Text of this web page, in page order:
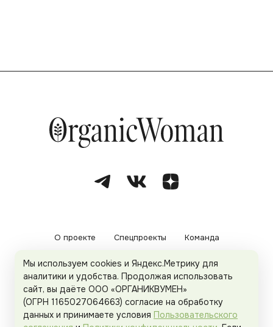
О проекте Спецпроекты Команда
Рекламодателям Политика конфиденциальности
Пользовательское соглашение
Мы используем cookies и Яндекс.Метрику для
аналитики и удобства. Продолжая использовать
сайт, вы даёте ООО «ОРГАНИКВУМЕН»
(ОГРН 1165027064663) согласие на обработку
данных и принимаете условия Пользовательского